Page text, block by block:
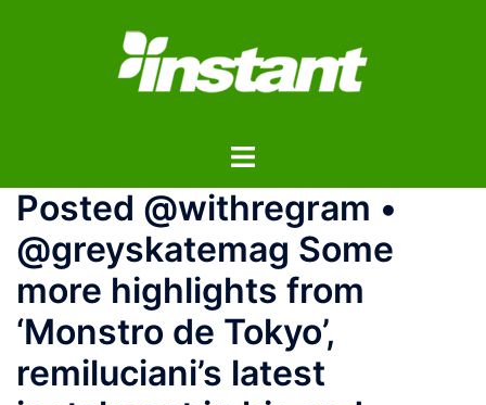
ス
ト
ル
ニ
ュ
ー
Posted @withregram •
@greyskatemag Some
more highlights from
‘Monstro de Tokyo’,
remiluciani’s latest